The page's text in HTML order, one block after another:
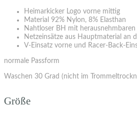
Heimarkicker Logo vorne mittig
Material 92% Nylon, 8% Elasthan
Nahtloser BH mit
Netzeinsätze aus Hauptmaterial an
V-Einsatz vorne und Racer-Back-
normale Passform
Waschen 30 Grad (nicht im
Größe